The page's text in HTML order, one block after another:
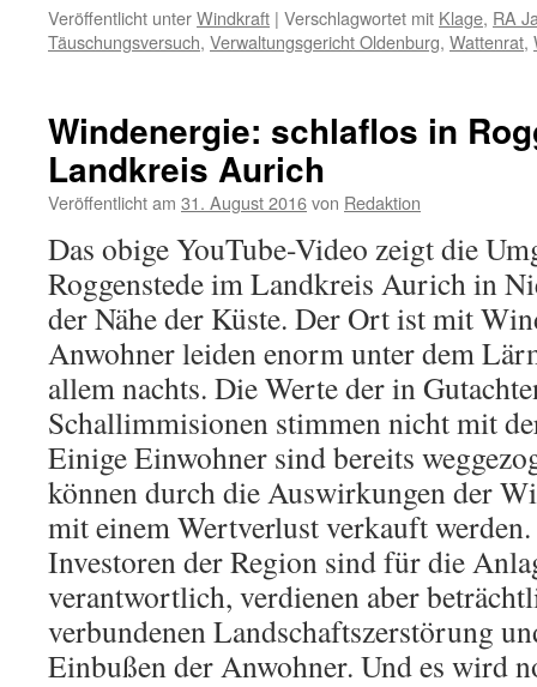
Veröffentlicht unterWindkraft | Verschlagwortet mit Klage, RA
Täuschungsversuch, Verwaltungsgericht Oldenburg, Wattenrat,
Windenergie: schlaflos in
Landkreis Aurich
Veröffentlicht am 31. August 2016von Redaktion
Das obige YouTube-Video zeigt die
Roggenstede im Landkreis Aurich in
der Nähe der Küste. Der Ort ist mit
Anwohner leiden enorm unter dem
allem nachts. Die Werte der in
Schallimmisionen stimmen nicht mit
Einige Einwohner sind bereits
können durch die Auswirkungen der
mit einem Wertverlust verkauft
Investoren der Region sind für die
verantwortlich, verdienen aber
verbundenen Landschaftszerstörung
Einbußen der Anwohner. Und es wird